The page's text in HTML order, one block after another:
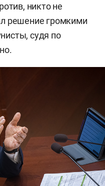
никто не
решение громкими
судя по